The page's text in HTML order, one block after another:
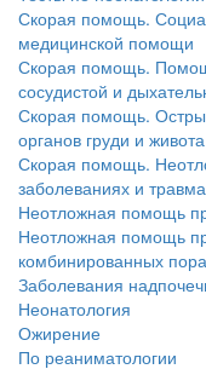
Скорая помощь.
медицинской помощи
Скорая помощь.
сосудистой и
Скорая помощь.
органов груди и живота
Скорая помощь.
заболеваниях и
Неотложная помощь
Неотложная помощь
комбинированных
Заболевания
Неонатология
Ожирение
По реаниматологии